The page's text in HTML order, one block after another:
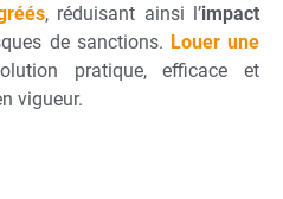
, réduisant ainsi l’impact
de sanctions. Louer une
pratique, efficace et
vigueur.